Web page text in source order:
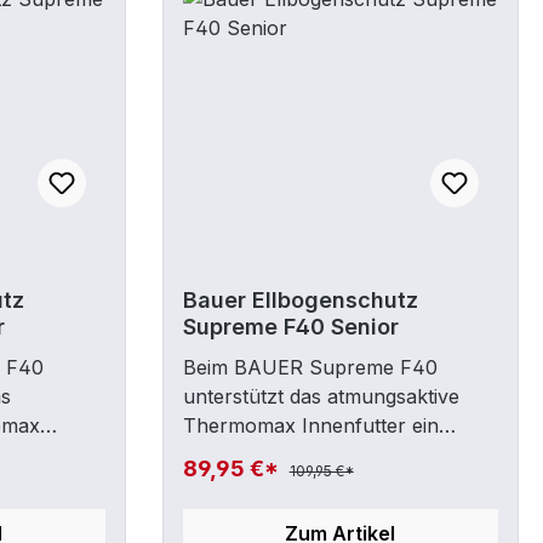
F40
Bauer Ellbogenschutz
Supreme F40 Senior
Beim BAUER Supreme F40
unterstützt das atmungsaktive
Thermomax Innenfutter ein
angenehmes Tragegefühl und ein
effektives
89,95 €* 109,95 €*
Zum Artikel